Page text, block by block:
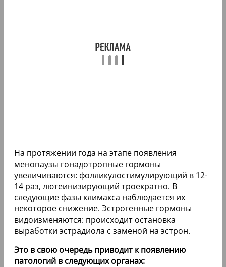
На протяжении года на этапе появления
менопаузы гонадотропные гормоны
увеличиваются: фолликулостимулирующий в 12-
14 раз, лютеинизирующий троекратно. В
следующие фазы климакса наблюдается их
некоторое снижение. Эстрогенные гормоны
видоизменяются: происходит остановка
выработки эстрадиола с заменой на эстрон.
Это в свою очередь приводит к появлению
патологий в следующих органах: